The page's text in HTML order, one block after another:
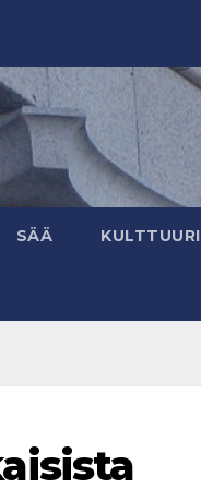
SÄÄ KULTTUURI